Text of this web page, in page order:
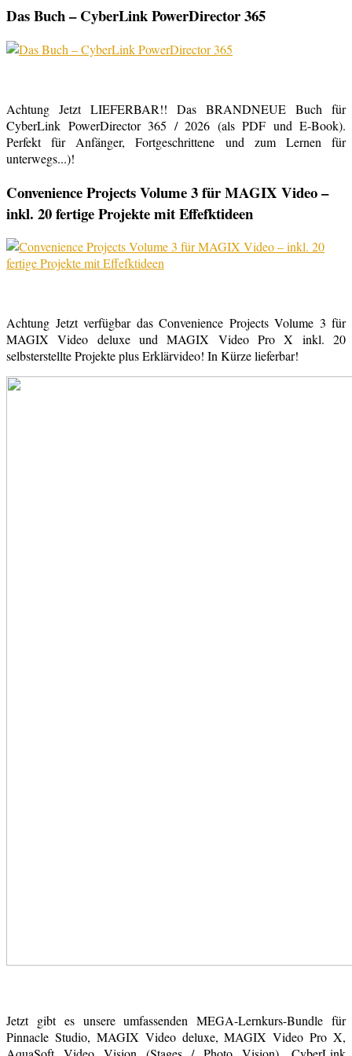
Das Buch – CyberLink PowerDirector 365
Achtung Jetzt LIEFERBAR!! Das BRANDNEUE Buch für
CyberLink PowerDirector 365 / 2026 (als PDF und E-Book).
Perfekt für Anfänger, Fortgeschrittene und zum Lernen für
unterwegs...)!
Convenience Projects Volume 3 für MAGIX Video –
inkl. 20 fertige Projekte mit Effefktideen
Achtung Jetzt verfügbar das Convenience Projects Volume 3 für
MAGIX Video deluxe und MAGIX Video Pro X inkl. 20
selbsterstellte Projekte plus Erklärvideo! In Kürze lieferbar!
Jetzt gibt es unsere umfassenden MEGA-Lernkurs-Bundle für
Pinnacle Studio, MAGIX Video deluxe, MAGIX Video Pro X,